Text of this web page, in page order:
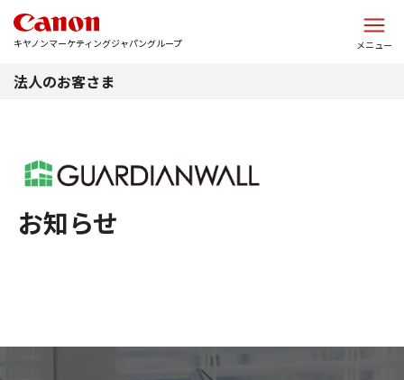
キヤノンマーケティングジャパングループ メニュー
法人のお客さま
お知らせ